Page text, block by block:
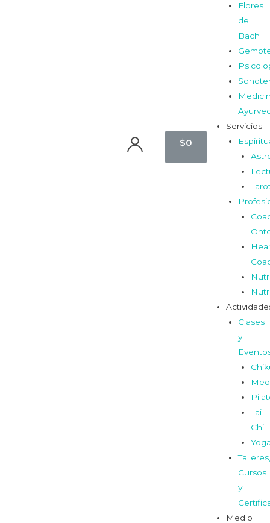
$0
Flores
de
Bach
Servicios
Clases
y
Tai
Chi
Cursos
y
Medio